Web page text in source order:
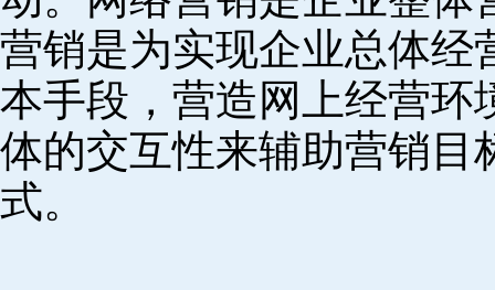
营销是为实现企业总体经
本手段，营造网上经营环
体的交互性来辅助营销目
式。